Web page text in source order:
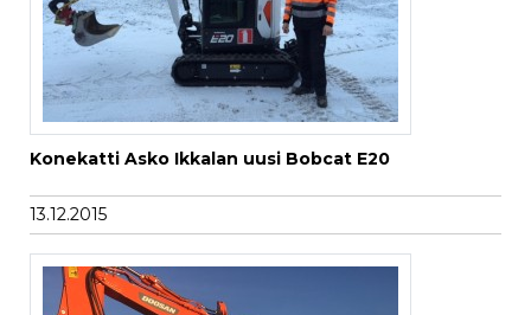
Konekatti Asko Ikkalan uusi Bobcat E20
13.12.2015